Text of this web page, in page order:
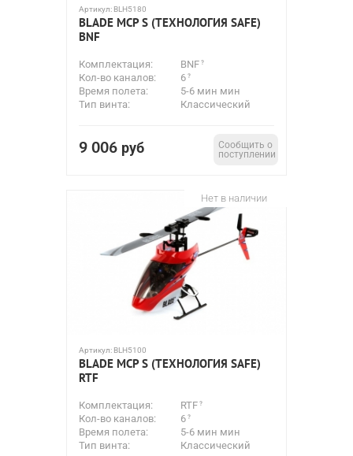
Артикул: BLH5180
BLADE MCP S (ТЕХНОЛОГИЯ SAFE)
BNF
Комплектация:
BNF
Кол-во каналов:
6
Время полета:
5-6 мин мин
Тип винта:
Классический
9 006 руб
Сообщить о
поступлении
Нет в наличии
Артикул: BLH5100
BLADE MCP S (ТЕХНОЛОГИЯ SAFE)
RTF
Комплектация:
RTF
Кол-во каналов:
6
Время полета:
5-6 мин мин
Тип винта:
Классический